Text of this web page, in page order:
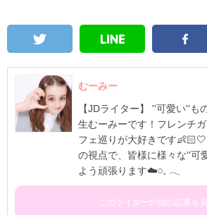
むーみー
【JDライター】 ''可愛い''も
生むーみーです！フレンチ
フェ巡りが大好きです
の視点で、皆様に様々な''可
よう頑張ります☁️𓏸⁡𓈒 𓂃
このライターの他の記事を